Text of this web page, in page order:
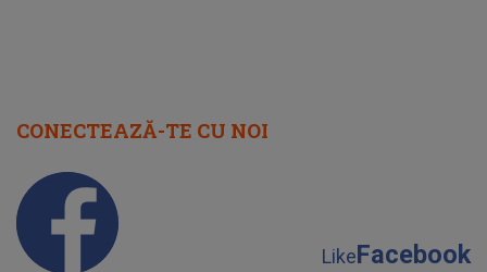
CONECTEAZĂ-TE CU NOI
LikeFacebook